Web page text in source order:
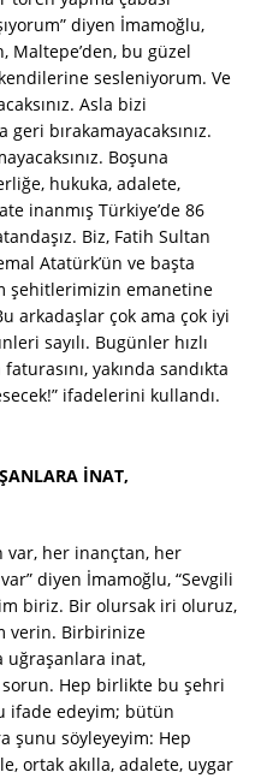
diyen İmamoğlu,
Maltepe’den, bu güzel
sesleniyorum. Ve
Asla bizi
bırakamayacaksınız.
Boşuna
hukuka, adalete,
inanmış Türkiye’de 86
Biz, Fatih Sultan
Atatürk’ün ve başta
şehitlerimizin emanetine
arkadaşlar çok ama çok iyi
sayılı. Bugünler hızlı
yakında sandıkta
ifadelerini kullandı.
İNAT,
var, her inançtan, her
diyen İmamoğlu, “Sevgili
biriz. Bir olursak iri oluruz,
verin. Birbirinize
uğraşanlara inat,
Hep birlikte bu şehri
ifade edeyim; bütün
şunu söyleyeyim: Hep
ortak akılla, adalete, uygar